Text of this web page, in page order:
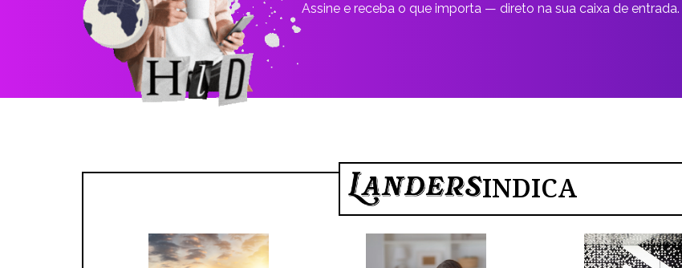
Assine e receba o que importa — direto na sua caixa de entrada.
INDICA